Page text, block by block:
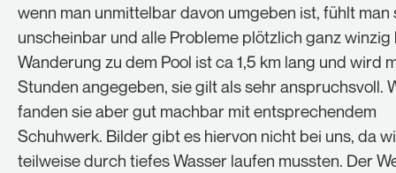
wenn man unmittelbar davon umgeben ist, fühlt man
unscheinbar und alle Probleme plötzlich ganz winzig
Wanderung zu dem Pool ist ca 1,5 km lang und wird
Stunden angegeben, sie gilt als sehr anspruchsvoll.
fanden sie aber gut machbar mit entsprechendem
Schuhwerk. Bilder gibt es hiervon nicht bei uns, da
teilweise durch tiefes Wasser laufen mussten. Der